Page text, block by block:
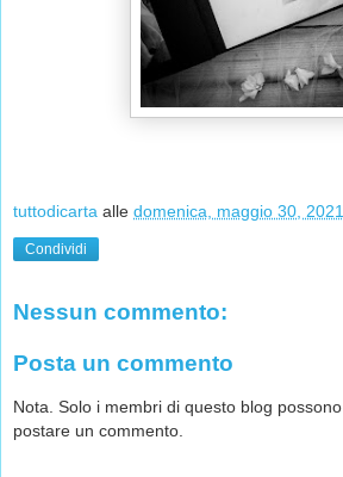
tuttodicarta alle domenica, maggio 30, 2021
Condividi
Nessun commento:
Posta un commento
Nota. Solo i membri di questo blog possono
postare un commento.